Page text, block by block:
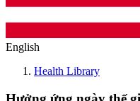
English
Health Library